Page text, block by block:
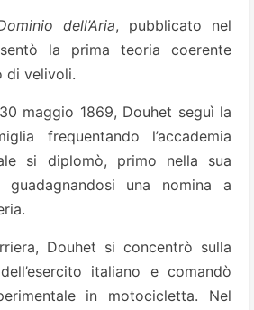
dell’Aria, pubblicato nel
la prima teoria coerente
di velivoli.
maggio 1869, Douhet seguì la
frequentando l’accademia
si diplomò, primo nella sua
una nomina a
Douhet si concentrò sulla
italiano e comandò
in motocicletta. Nel